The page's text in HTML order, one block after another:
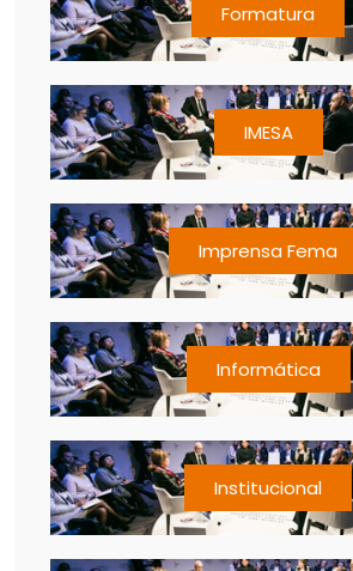
Formatura
IMESA
Imprensa Fema
Informática
Institucional